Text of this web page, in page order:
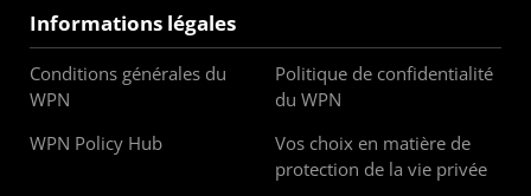
Informations légales
Conditions générales du
WPN
Politique de confidentialité
du WPN
WPN Policy Hub
Vos choix en matière de
protection de la vie privée